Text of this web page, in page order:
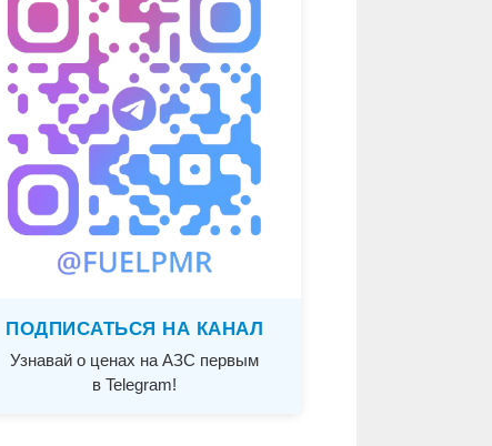
ПОДПИСАТЬСЯ НА КАНАЛ
Узнавай о ценах на АЗС первым
в Telegram!